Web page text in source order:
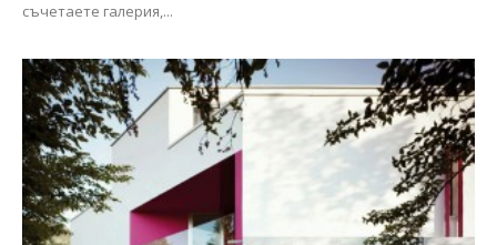
съчетаете галерия,...